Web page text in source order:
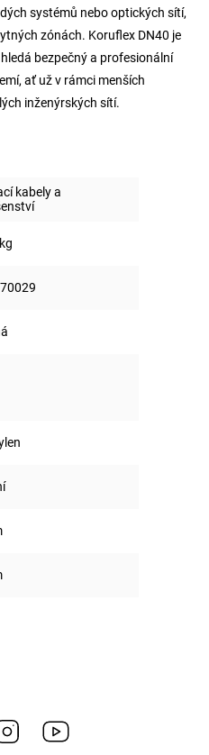
systémů nebo optických sítí,
zónách. Koruflex DN40 je
bezpečný a profesionální
ať už v rámci menších
inženýrských sítí.
kabely a
Instagram